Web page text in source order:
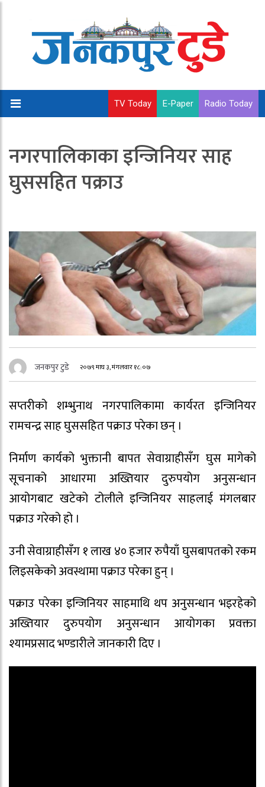
TV Today E-Paper Radio Today
नगरपालिकाका इन्जिनियर साह
घुससहित पक्राउ
जनकपुर टुडे २०७९ माघ ३, मंगलवार १८:०७
सप्तरीको शम्भुनाथ नगरपालिकामा कार्यरत इन्जिनियर
रामचन्द्र साह घुससहित पक्राउ परेका छन् ।
निर्माण कार्यको भुक्तानी बापत सेवाग्राहीसँग घुस मागेको
सूचनाको आधारमा अख्तियार दुरुपयोग अनुसन्धान
आयोगबाट खटेको टोलीले इन्जिनियर साहलाई मंगलबार
पक्राउ गरेको हो ।
उनी सेवाग्राहीसँग १ लाख ४० हजार रुपैयाँ घुसबापतको रकम
लिइसकेको अवस्थामा पक्राउ परेका हुन् ।
पक्राउ परेका इन्जिनियर साहमाथि थप अनुसन्धान भइरहेको
अख्तियार दुरुपयोग अनुसन्धान आयोगका प्रवक्ता
श्यामप्रसाद भण्डारीले जानकारी दिए ।